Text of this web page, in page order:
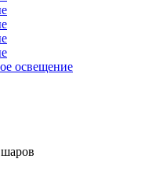
освещение